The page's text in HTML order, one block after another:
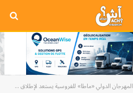
المهرجان الدولي «ماطا» للفروسية يستعد لإطلاق دورته الـ 14: خمسون سنة من التنمية والوحدة تحتضن موروث جبل العلم